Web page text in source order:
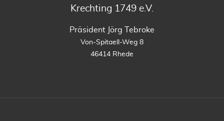
Krechting 1749 e.V.
Präsident Jörg Tebroke
Von-Spitaell-Weg 8
46414 Rhede